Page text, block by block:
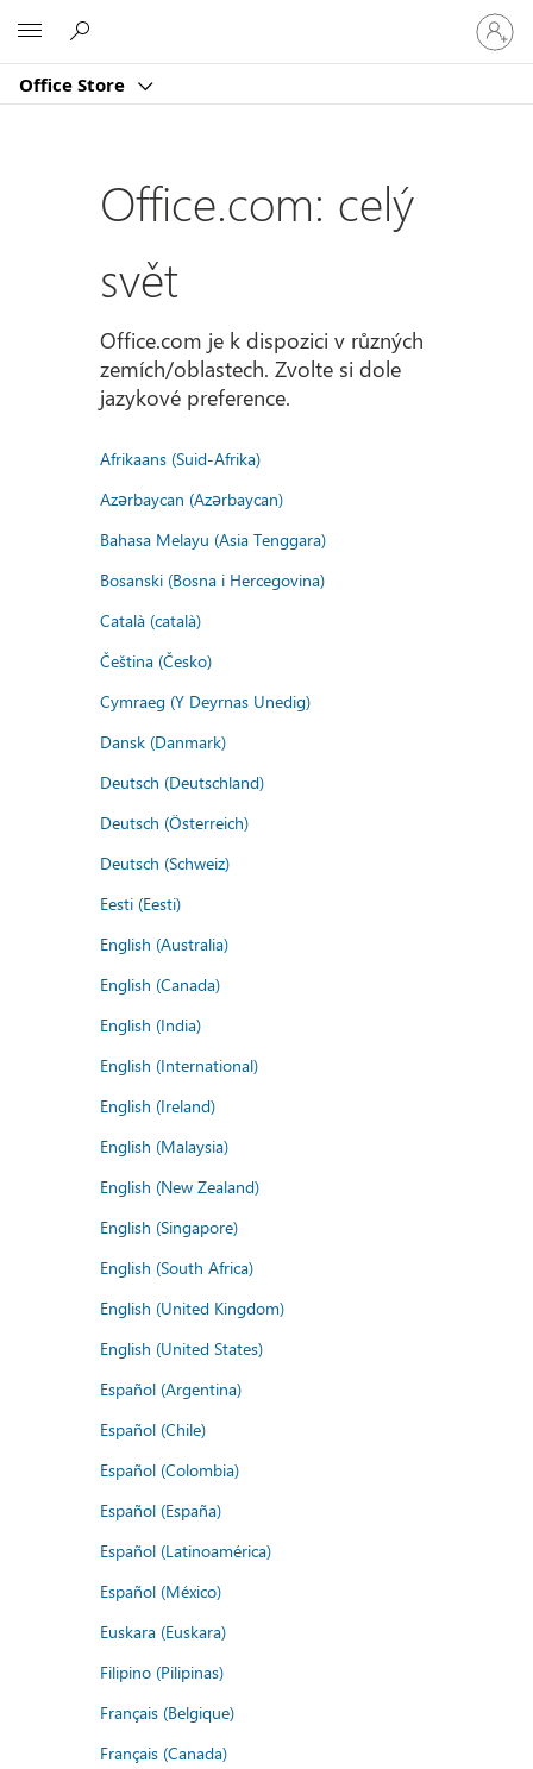
Office Store
se
ke
účtu
Office.com: celý
svět
Office.com je k dispozici v různých
zemích/oblastech. Zvolte si dole
jazykové preference.
Afrikaans (Suid-Afrika)
Azərbaycan (Azərbaycan)
Bahasa Melayu (Asia Tenggara)
Bosanski (Bosna i Hercegovina)
Català (català)
Čeština (Česko)
Cymraeg (Y Deyrnas Unedig)
Dansk (Danmark)
Deutsch (Deutschland)
Deutsch (Österreich)
Deutsch (Schweiz)
Eesti (Eesti)
English (Australia)
English (Canada)
English (India)
English (International)
English (Ireland)
English (Malaysia)
English (New Zealand)
English (Singapore)
English (South Africa)
English (United Kingdom)
English (United States)
Español (Argentina)
Español (Chile)
Español (Colombia)
Español (España)
Español (Latinoamérica)
Español (México)
Euskara (Euskara)
Filipino (Pilipinas)
Français (Belgique)
Français (Canada)